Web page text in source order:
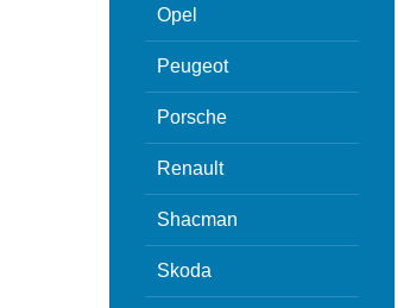
Opel
Peugeot
Porsche
Renault
Shacman
Skoda